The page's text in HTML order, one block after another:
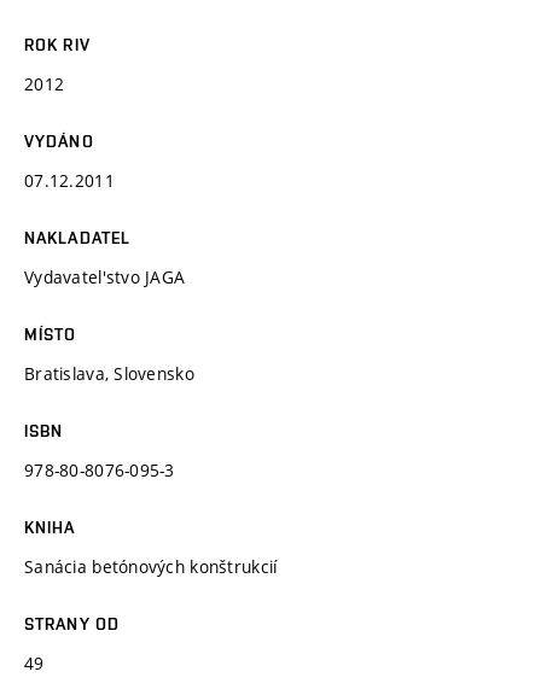
ROK RIV
2012
VYDÁNO
07.12.2011
NAKLADATEL
Vydavatel'stvo JAGA
MÍSTO
Bratislava, Slovensko
ISBN
978-80-8076-095-3
KNIHA
Sanácia betónových konštrukcií
STRANY OD
49